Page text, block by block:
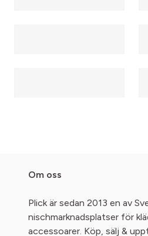
Om oss
Plick är sedan 2013 en av
nischmarknadsplatser för
accessoarer. Köp, sälj &